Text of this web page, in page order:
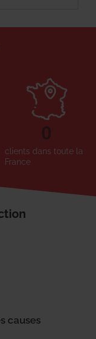
clients dans toute la
France
0
causes